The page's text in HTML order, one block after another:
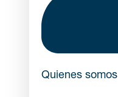
Quienes somos